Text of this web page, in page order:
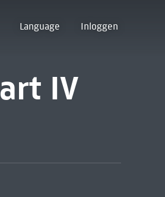
Language Inloggen
IV